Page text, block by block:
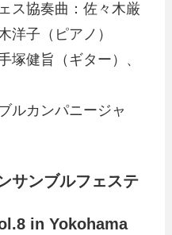
ス協奏曲：佐々木厳
洋子（ピアノ）
塚健旨（ギター）、
ルカンパニージャ
サンブルフェステ
in Yokohama